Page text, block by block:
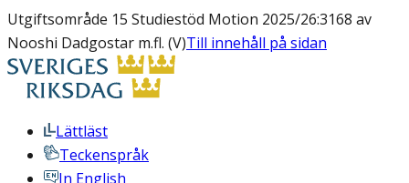
Utgiftsområde 15 Studiestöd Motion 2025/26:3168 av
Nooshi Dadgostar m.fl. (V)Till innehåll på sidan
Lättläst
Teckenspråk
In English